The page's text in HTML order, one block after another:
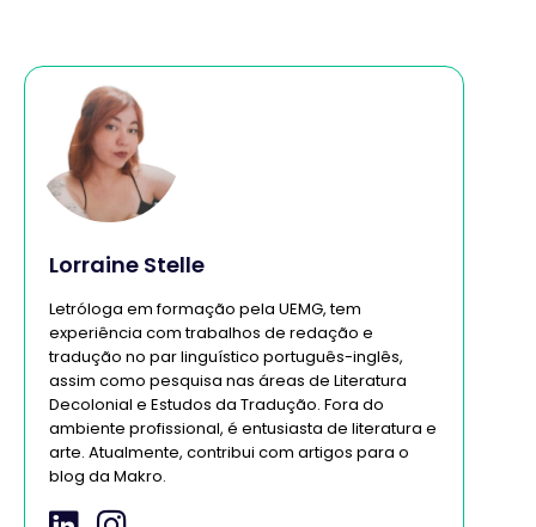
Lorraine Stelle
Letróloga em formação pela UEMG, tem
experiência com trabalhos de redação e
tradução no par linguístico português-inglês,
assim como pesquisa nas áreas de Literatura
Decolonial e Estudos da Tradução. Fora do
ambiente profissional, é entusiasta de literatura e
arte. Atualmente, contribui com artigos para o
blog da Makro.